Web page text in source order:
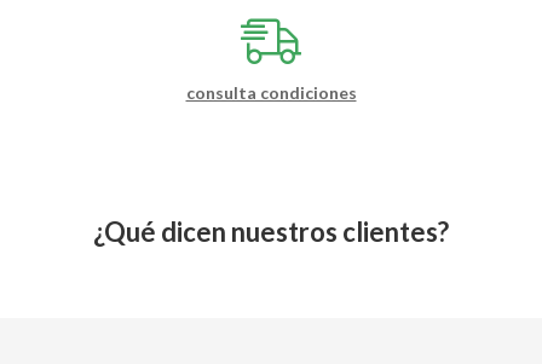
consulta condiciones
¿Qué dicen nuestros clientes?